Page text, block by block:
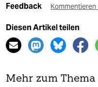
Feedback Kommentieren
Diesen Artikel teilen
Mehr zum Thema